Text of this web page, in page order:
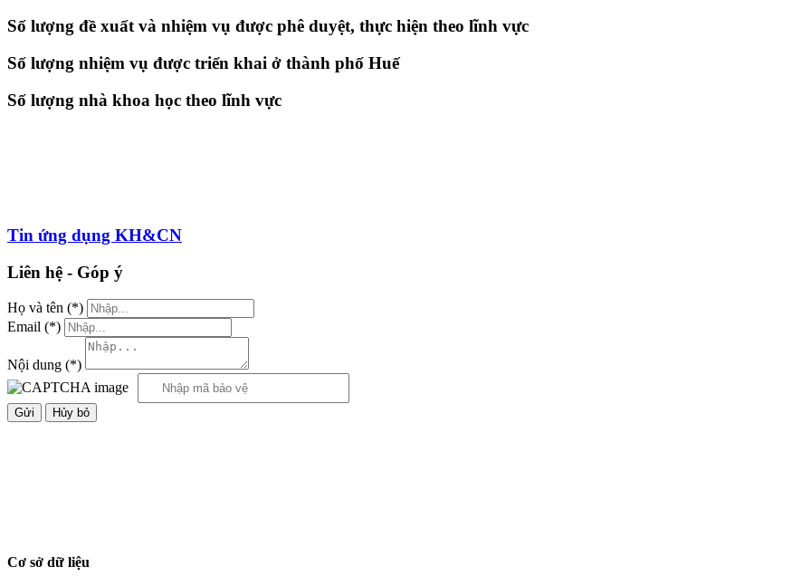
Số lượng đề xuất và nhiệm vụ được phê duyệt, thực hiện theo lĩnh vực
Số lượng nhiệm vụ được triển khai ở thành phố Huế
Số lượng nhà khoa học theo lĩnh vực
Tin ứng dụng KH&CN
Liên hệ - Góp ý
Họ và tên (*)
Email (*)
Nội dung (*)
Hủy bỏ
Cơ sở dữ liệu